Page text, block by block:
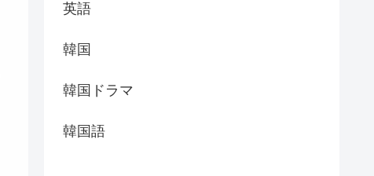
英語
韓国
韓国ドラマ
韓国語